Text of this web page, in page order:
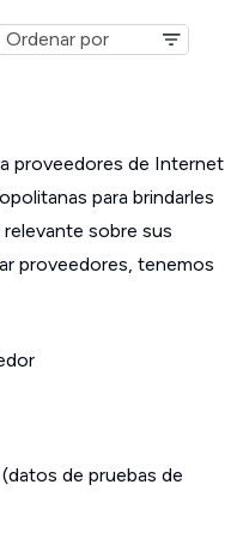
proveedores de Internet
para brindarles
sobre sus
proveedores, tenemos
de pruebas de